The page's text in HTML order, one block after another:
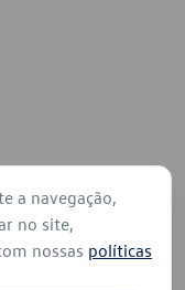
a navegação,
no site,
nossas políticas